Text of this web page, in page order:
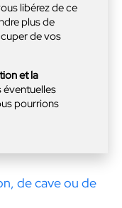
libérez de ce
plus de
de vos
et la
pourrions
de cave ou de